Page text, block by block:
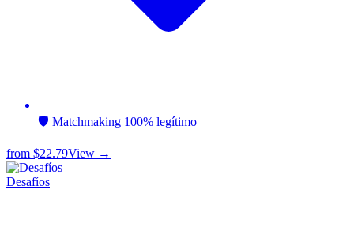
🛡️ Matchmaking 100% legítimo
from $22.79View →
Desafíos